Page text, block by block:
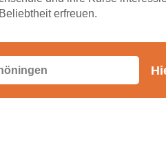
Schöningen
Programm 2026 in Schöningen
erfreuen.